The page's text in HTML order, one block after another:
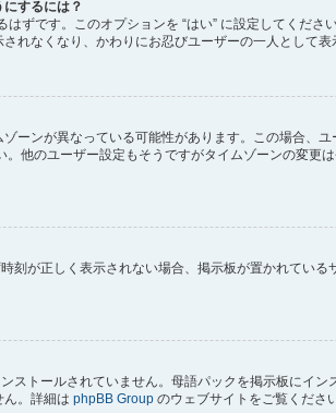
するには？
はずです。このオプションを “はい” に設定してくだ
れなくなり、かわりにお忍びユーザーの一人として表
ーンが異なっている可能性があります。この場合、
他のユーザー設定もそうですがタイムゾーンの変更
刻が正しく表示されない場合、掲示板が置かれてい
ストールされていません。母語パックを掲示板にイ
。詳細は phpBB Group のウェブサイトをご覧ください